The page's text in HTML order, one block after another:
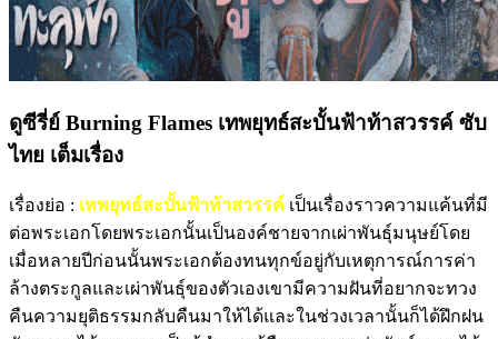
ดูซีรี่ย์ Burning Flames เทพยุทธ์สะบั้นฟ้าท้าสวรรค์ ซับ
ไทย เต็มเรื่อง
เรื่องย่อ : เทพยุทธ์สะบั้นฟ้าท้าสวรรค์ เป็นเรื่องราวความแค้นที่มี
ต่อพระเอกโดยพระเอกนั้นเป็นองค์ชายจากเผ่าพันธุ์มนุษย์โดย
เมื่อหลายปีก่อนนั้นพระเอกต้องทนทุกข์อยู่กับเหตุการณ์การค่า
ล้างตระกูลและเผ่าพันธุ์ของตัวเองเขามีความฝันที่อยากจะทวง
คืนความยุติธรรมกลับคืนมาให้ได้และในช่วงเวลานั้นก็ได้ฝึกฝน